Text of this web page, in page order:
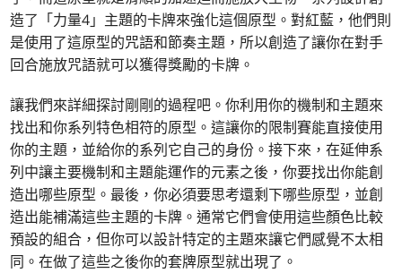
造了「力量4」主題的卡牌來強化這個原型。對紅藍，他們則
是使用了這原型的咒語和節奏主題，所以創造了讓你在對手
回合施放咒語就可以獲得獎勵的卡牌。
讓我們來詳細探討剛剛的過程吧。你利用你的機制和主題來
找出和你系列特色相符的原型。這讓你的限制賽能直接使用
你的主題，並給你的系列它自己的身份。接下來，在延伸系
列中讓主要機制和主題能運作的元素之後，你要找出你能創
造出哪些原型。最後，你必須要思考還剩下哪些原型，並創
造出能補滿這些主題的卡牌。通常它們會使用這些顏色比較
預設的組合，但你可以設計特定的主題來讓它們感覺不太相
同。在做了這些之後你的套牌原型就出現了。